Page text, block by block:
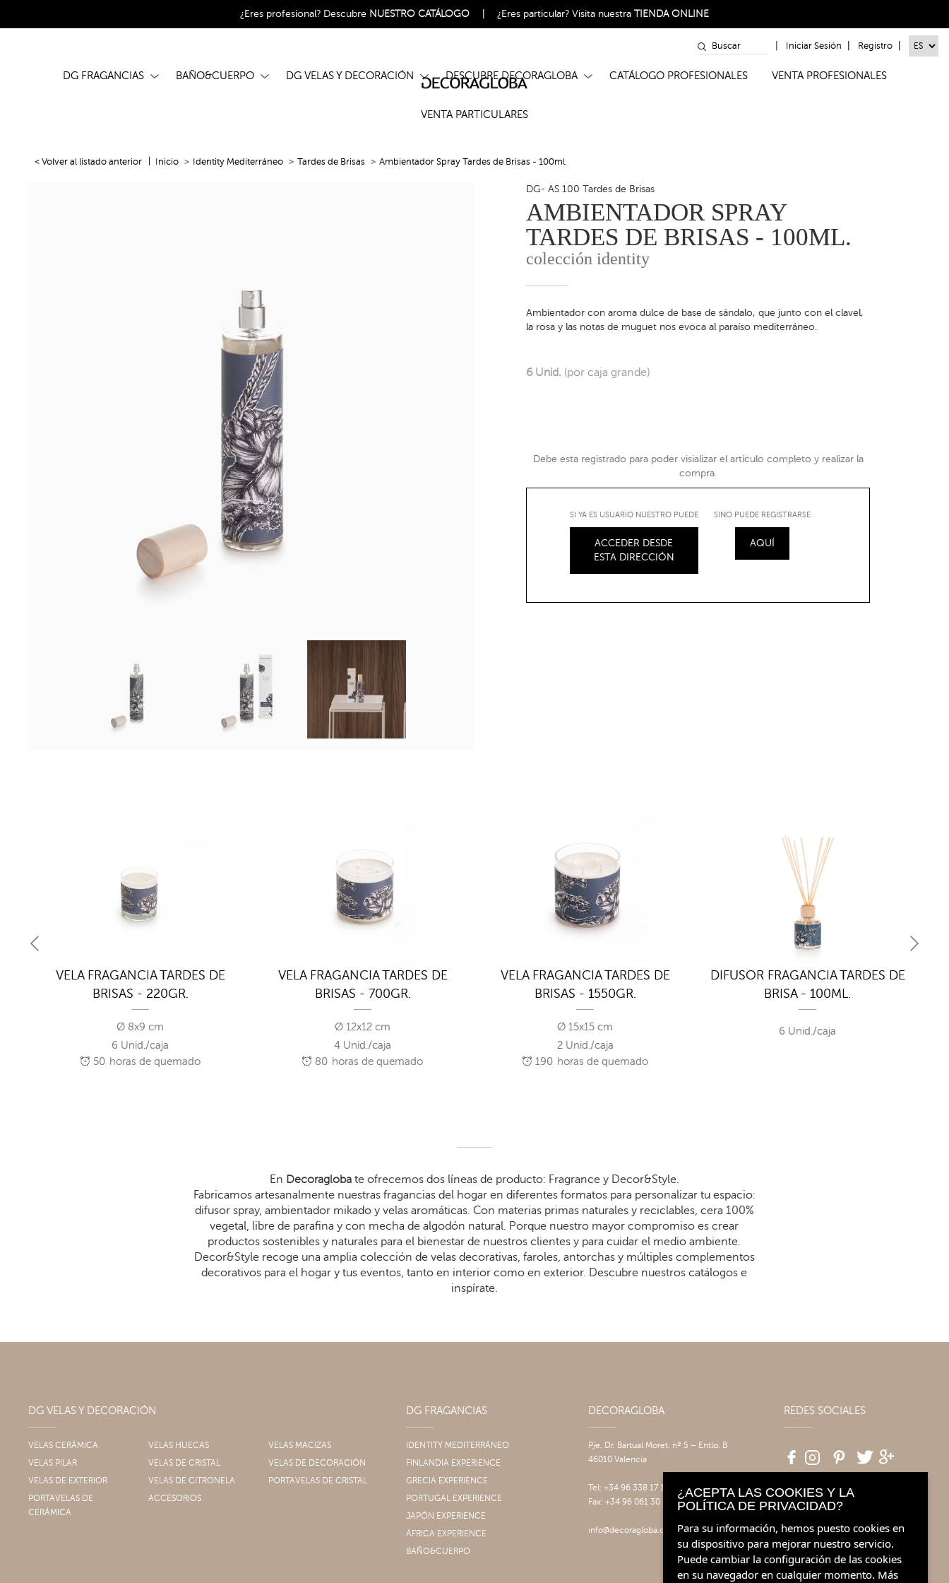
¿Eres profesional? Descubre NUESTRO CATÁLOGO ¿Eres particular?Visita nuestraTIENDA ONLINE
Iniciar Sesión Registro
DG FRAGANCIAS BAÑO&CUERPO DG VELAS Y DECORACIÓN DESCUBRE DECORAGLOBA CATÁLOGO PROFESIONALES VENTA PROFESIONALES
VENTA PARTICULARES
< Volver al listado anterior Inicio Identity Mediterráneo Tardes de Brisas Ambientador Spray Tardes de Brisas - 100ml.
DG- AS 100 Tardes de Brisas
AMBIENTADOR SPRAY
TARDES DE BRISAS - 100ML.
colección identity
Ambientador con aroma dulce de base de sándalo, que junto con el clavel,
la rosa y las notas de muguet nos evoca al paraíso mediterráneo.
6 Unid. (por caja grande)
Debe esta registrado para poder visializar el artículo completo y realizar la
compra.
SI YA ES USUARIO NUESTRO PUEDE
ACCEDER DESDE
ESTA DIRECCIÓN
SINO PUEDE REGISTRARSE
AQUÍ
VELA FRAGANCIA TARDES DE
BRISAS - 220GR.
Ø 8x9 cm
6 Unid./caja
50 horas de quemado
VELA FRAGANCIA TARDES DE
BRISAS - 700GR.
Ø 12x12 cm
4 Unid./caja
80 horas de quemado
VELA FRAGANCIA TARDES DE
BRISAS - 1550GR.
Ø 15x15 cm
2 Unid./caja
190 horas de quemado
DIFUSOR FRAGANCIA TARDES DE
BRISA - 100ML.
6 Unid./caja
En Decoraglobate ofrecemos dos líneas de producto: Fragrance y Decor&Style.
Fabricamos artesanalmente nuestras fragancias del hogar en diferentes formatos para personalizar tu espacio:
difusor spray, ambientador mikado y velas aromáticas. Con materias primas naturales y reciclables, cera 100%
vegetal, libre de parafina y con mecha de algodón natural. Porque nuestro mayor compromiso es crear
productos sostenibles y naturales para el bienestar de nuestros clientes y para cuidar el medio ambiente.
Decor&Style recoge una amplia colección de velas decorativas, faroles, antorchas y múltiples complementos
decorativos para el hogar y tus eventos, tanto en interior como en exterior. Descubre nuestros catálogos e
inspírate.
DG VELAS Y DECORACIÓN
VELAS CERÁMICA VELAS HUECAS
VELAS MACIZAS
VELAS PILAR
VELAS DE CRISTAL
VELAS DE DECORACIÓN
VELAS DE EXTERIOR
VELAS DE CITRONELA
PORTAVELAS DE CRISTAL
PORTAVELAS DE
CERÁMICA
ACCESORIOS
DG FRAGANCIAS
IDENTITY MEDITERRÁNEO
FINLANDIA EXPERIENCE
GRECIA EXPERIENCE
PORTUGAL EXPERIENCE
JAPÓN EXPERIENCE
ÁFRICA EXPERIENCE
BAÑO&CUERPO
DECORAGLOBA
Pje. Dr. Bartual Moret, nº 5 – Entlo. B
46010 Valencia
Tel: +34 96 338 17 17
Fax: +34 96 061 30 14
info@decoragloba.com
REDES SOCIALES
¿ACEPTA LAS COOKIES Y LA
POLÍTICA DE PRIVACIDAD?
Para su información, hemos puesto cookies en
su dispositivo para mejorar nuestro servicio.
Puede cambiar la configuración de las cookies
en su navegador en cualquier momento. Más